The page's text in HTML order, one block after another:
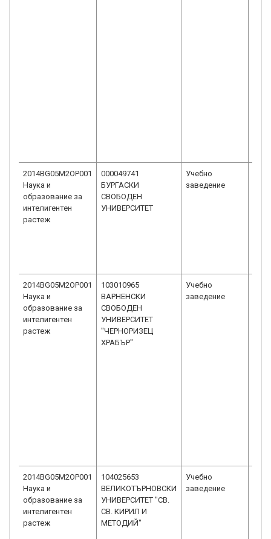
2014BG05M2OP001
Наука и
образование за
интелигентен
растеж
000049741
БУРГАСКИ
СВОБОДЕН
УНИВЕРСИТЕТ
Учебно
заведение
2014BG05M2OP001
Наука и
образование за
интелигентен
растеж
103010965
ВАРНЕНСКИ
СВОБОДЕН
УНИВЕРСИТЕТ
"ЧЕРНОРИЗЕЦ
ХРАБЪР"
Учебно
заведение
2014BG05M2OP001
Наука и
образование за
интелигентен
растеж
104025653
ВЕЛИКОТЪРНОВСКИ
УНИВЕРСИТЕТ "СВ.
СВ. КИРИЛ И
МЕТОДИЙ"
Учебно
заведение